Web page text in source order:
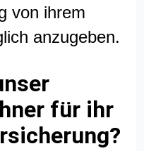
von ihrem
anzugeben.
für ihr